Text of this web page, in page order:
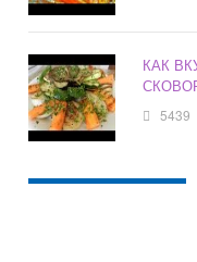
КАК
5439